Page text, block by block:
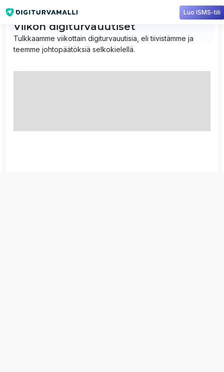
Viikon digiturvauutiset
Tulkkaamme viikottain digiturvauutisia, eli tiivistämme ja
teemme johtopäätöksiä selkokielellä.
Luo ISMS-tili